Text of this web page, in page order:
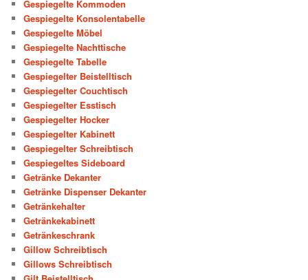
Gespiegelte Kommoden
Gespiegelte Konsolentabelle
Gespiegelte Möbel
Gespiegelte Nachttische
Gespiegelte Tabelle
Gespiegelter Beistelltisch
Gespiegelter Couchtisch
Gespiegelter Esstisch
Gespiegelter Hocker
Gespiegelter Kabinett
Gespiegelter Schreibtisch
Gespiegeltes Sideboard
Getränke Dekanter
Getränke Dispenser Dekanter
Getränkehalter
Getränkekabinett
Getränkeschrank
Gillow Schreibtisch
Gillows Schreibtisch